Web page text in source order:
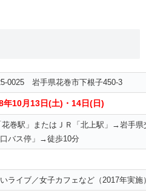
0025 岩手県花巻市下根子450-3
年10月13日(土)・14日(日)
花巻駅」またはＪＲ「北上駅」→岩手
バス停」→徒歩10分
ライブ／女子カフェなど（2017年実施